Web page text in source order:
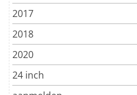
2017
2018
2020
24 inch